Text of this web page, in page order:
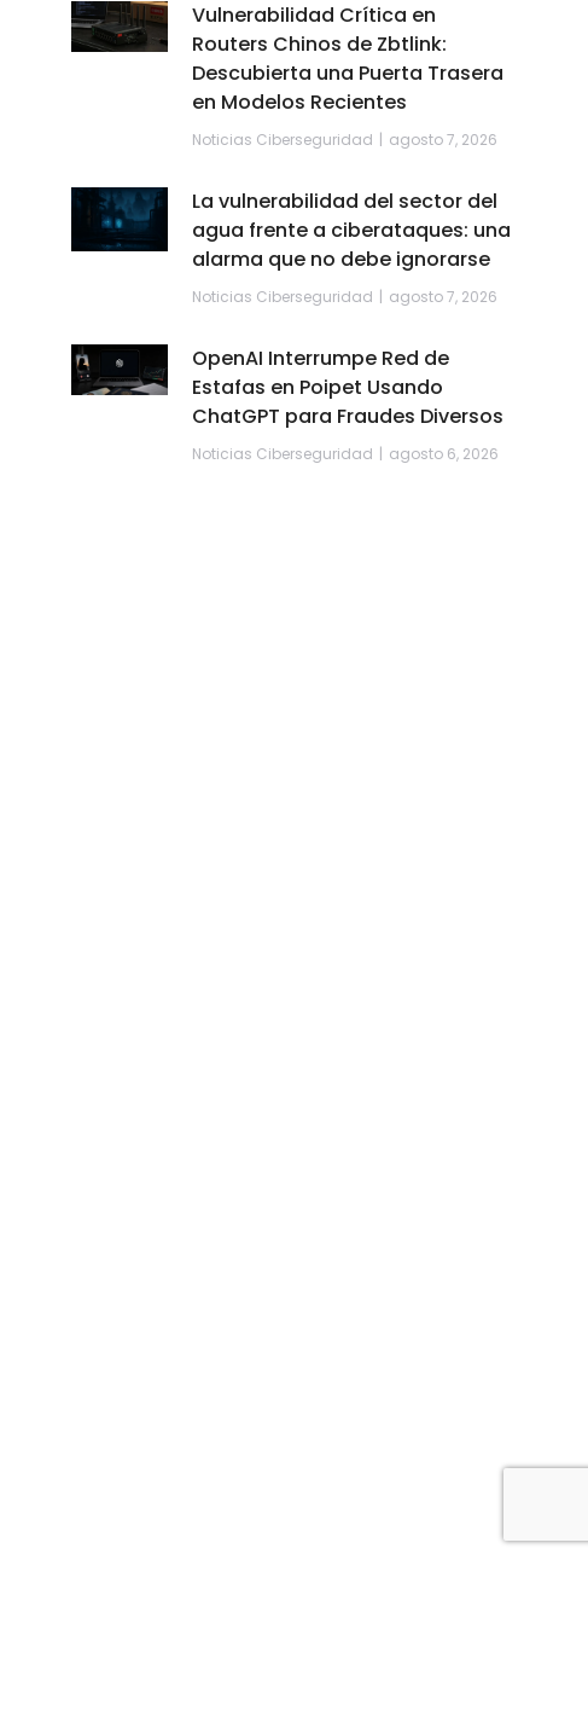
Vulnerabilidad Crítica en
Routers Chinos de Zbtlink:
Descubierta una Puerta Trasera
en Modelos Recientes
Noticias Ciberseguridad agosto 7, 2026
La vulnerabilidad del sector del
agua frente a ciberataques: una
alarma que no debe ignorarse
Noticias Ciberseguridad agosto 7, 2026
OpenAI Interrumpe Red de
Estafas en Poipet Usando
ChatGPT para Fraudes Diversos
Noticias Ciberseguridad agosto 6, 2026